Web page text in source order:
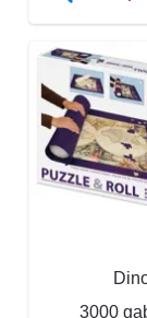
3000